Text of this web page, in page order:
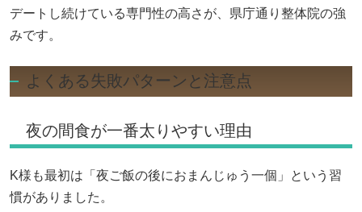
デートし続けている専門性の高さが、県庁通り整体院の強
みです。
よくある失敗パターンと注意点
夜の間食が一番太りやすい理由
K様も最初は「夜ご飯の後におまんじゅう一個」という習
慣がありました。